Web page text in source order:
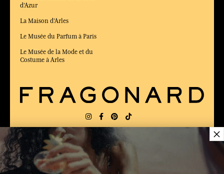
d'Azur
La Maison d'Arles
Le Musée du Parfum à Paris
Le Musée de la Mode et du
Costume à Arles
LIVRAISON: US
×